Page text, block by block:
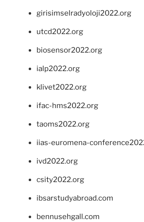
girisimselradyoloji2022.org
utcd2022.org
biosensor2022.org
ialp2022.org
klivet2022.org
ifac-hms2022.org
taoms2022.org
iias-euromena-
ivd2022.org
csity2022.org
ibsarstudyabroad.com
bennusehgall.com